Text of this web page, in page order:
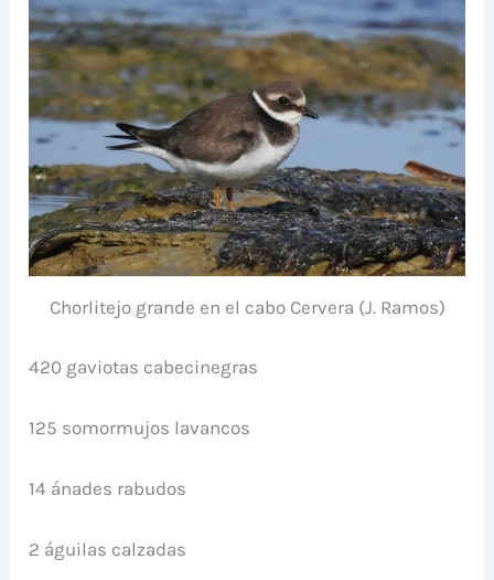
Chorlitejo grande en el cabo Cervera (J. Ramos)
420 gaviotas cabecinegras
125 somormujos lavancos
14 ánades rabudos
2 águilas calzadas